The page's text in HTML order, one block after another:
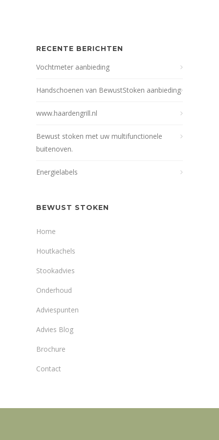
RECENTE BERICHTEN
Vochtmeter aanbieding
Handschoenen van BewustStoken aanbieding
www.haardengrill.nl
Bewust stoken met uw multifunctionele
buitenoven.
Energielabels
BEWUST STOKEN
Home
Houtkachels
Stookadvies
Onderhoud
Adviespunten
Advies Blog
Brochure
Contact